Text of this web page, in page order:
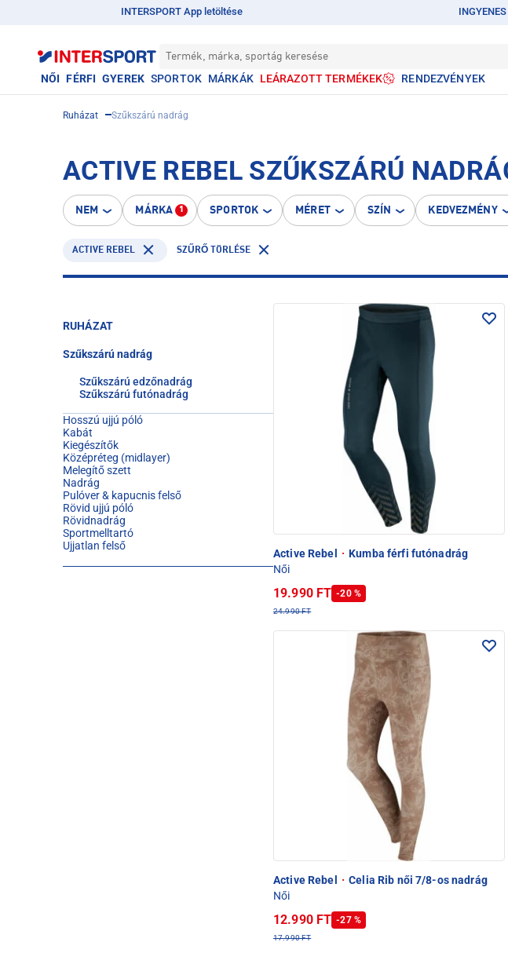
INTERSPORT App letöltése
Termék, márka, sportág keresése
NŐI FÉRFI GYEREK SPORTOK MÁRKÁK LEÁRAZOTT TERMÉKEK RENDEZVÉNYEK
Ruházat Szűkszárú nadrág
ACTIVE REBEL SZŰKSZÁRÚ
NEM MÁRKA 1 SPORTOK MÉRET SZÍN KEDVEZMÉNY
ACTIVE REBEL SZŰRŐ TÖRLÉSE
RUHÁZAT
Szűkszárú nadrág
Szűkszárú edzőnadrág
Szűkszárú futónadrág
Hosszú ujjú póló
Kabát
Kiegészítők
Középréteg (midlayer)
Melegítő szett
Nadrág
Pulóver & kapucnis felső
Rövid ujjú póló
Rövidnadrág
Sportmelltartó
Ujjatlan felső
Active Rebel · Kumba férfi futónadrág
Női
19.990 FT -20 %
24.990 FT
Active Rebel · Celia Rib női 7/8-os nadrág
Női
12.990 FT -27 %
17.990 FT